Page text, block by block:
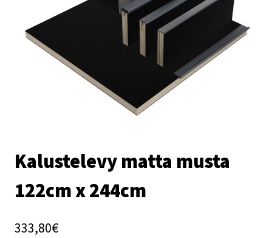
Kalustelevy matta musta
122cm x 244cm
333,80€